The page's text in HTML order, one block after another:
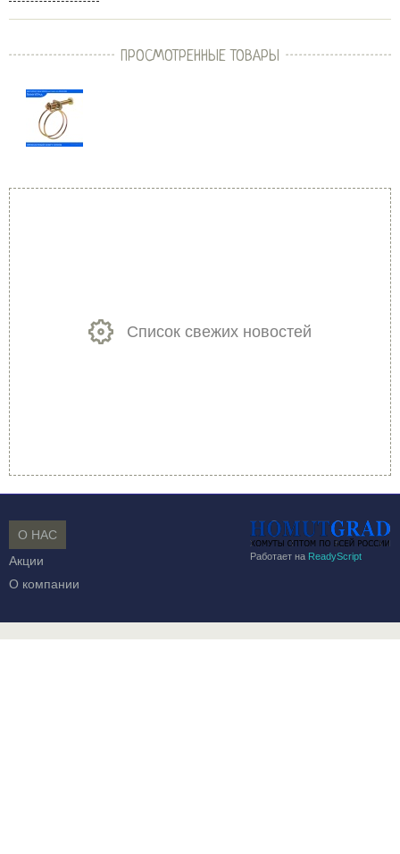
ПРОСМОТРЕННЫЕ ТОВАРЫ
Список свежих новостей
Работает на ReadyScript
О НАС
Акции
О компании